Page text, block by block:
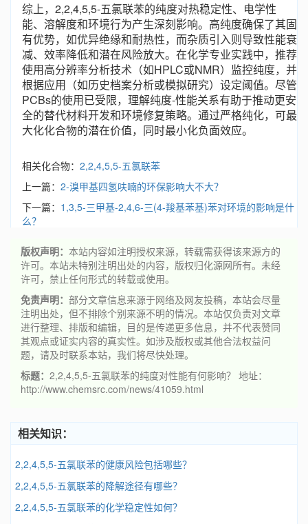
综上，2,2,4,5,5-五氯联苯的纯度对热稳定性、电学性
能、溶解度和环境行为产生深刻影响。高纯度确保了其固
有优势，如优异绝缘和耐热性，而杂质引入则导致性能衰
减、效率降低和潜在风险放大。在化学专业实践中，推荐
使用高分辨率分析技术（如HPLC或NMR）监控纯度，并
根据应用（如历史档案分析或模拟研究）设定阈值。尽管
PCBs的使用已受限，理解纯度-性能关系有助于推动更安
全的替代材料开发和环境修复策略。通过严格纯化，可最
大化化合物的潜在价值，同时最小化负面效应。
相关化合物： 2,2,4,5,5-五氯联苯
上一篇： 2-溴甲基四氢呋喃的环保影响大不大？
下一篇： 1,3,5-三甲基-2,4,6-三(4-羧基苯基)苯对环境的影响是什
么？
版权声明： 本站内容如注明授权来源，转载需获得该来源方的
许可。本站未特别注明出处的内容，版权归化源网所有。未经
许可，禁止任何形式的转载或使用。
免责声明： 部分文章信息来源于网络及网友投稿，本站会尽量
注明出处，但不排除个别来源不明的情况。本站仅负责对文章
进行整理、排版和编辑，目的是传递更多信息，并不代表赞同
其观点或证实内容的真实性。如涉及版权或其他合法权益问
题，请及时联系本站，我们将尽快处理。
标题： 2,2,4,5,5-五氯联苯的纯度对性能有何影响？ 地址：
http://www.chemsrc.com/news/41059.html
相关知识：
2,2,4,5,5-五氯联苯的健康风险包括哪些？
2,2,4,5,5-五氯联苯的降解途径有哪些？
2,2,4,5,5-五氯联苯的化学稳定性如何？